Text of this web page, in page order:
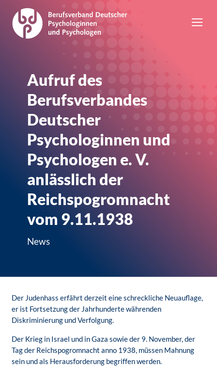
Aufruf des
Berufsverbandes
Deutscher
Psychologinnen und
Psychologen e. V.
anlässlich der
Reichspogromnacht
vom 9.11.1938
News
Der Judenhass erfährt derzeit eine schreckliche Neuauflage,
er ist Fortsetzung der Jahrhunderte währenden
Diskriminierung und Verfolgung.
Der Krieg in Israel und in Gaza sowie der 9. November, der
Tag der Reichspogromnacht anno 1938, müssen Mahnung
sein und als Herausforderung begriffen werden.